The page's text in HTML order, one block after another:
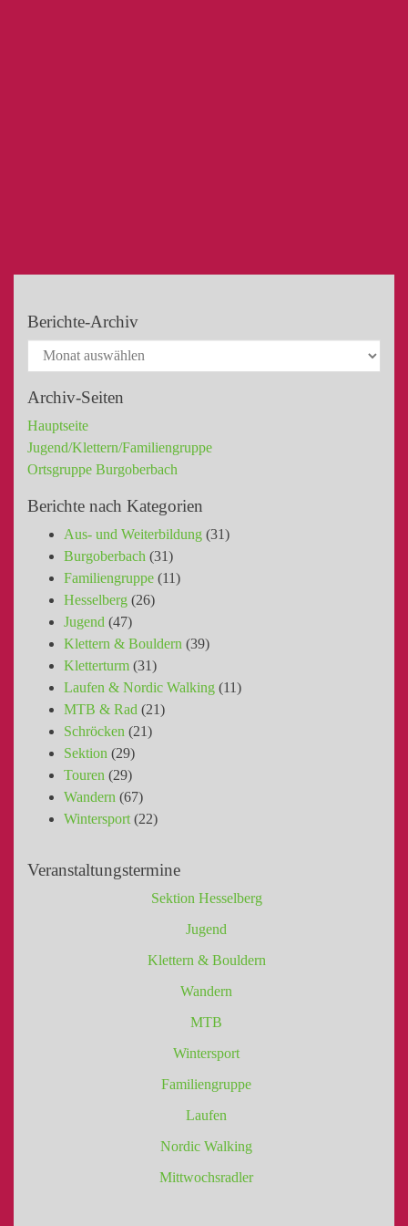
Berichte-Archiv
Archiv-Seiten
Hauptseite
Jugend/Klettern/Familiengruppe
Ortsgruppe Burgoberbach
Berichte nach Kategorien
Aus- und Weiterbildung (31)
Burgoberbach (31)
Familiengruppe (11)
Hesselberg (26)
Jugend (47)
Klettern & Bouldern (39)
Kletterturm (31)
Laufen & Nordic Walking (11)
MTB & Rad (21)
Schröcken (21)
Sektion (29)
Touren (29)
Wandern (67)
Wintersport (22)
Veranstaltungstermine
Sektion Hesselberg
Jugend
Klettern & Bouldern
Wandern
MTB
Wintersport
Familiengruppe
Laufen
Nordic Walking
Mittwochsradler